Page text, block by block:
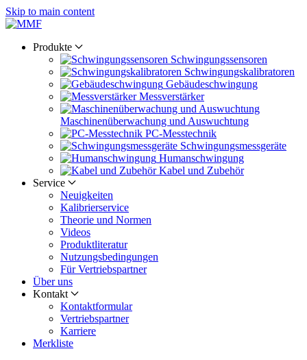
Skip to main content
Produkte
Schwingungs­sensoren
Schwingungs­kalibratoren
Gebäude­schwingung
Messverstärker
Maschinen­überwachung und Auswuchtung
PC-Messtechnik
Schwingungs­messgeräte
Human­schwingung
Kabel und Zubehör
Service
Neuigkeiten
Kalibrier­service
Theorie und Normen
Videos
Produkt­literatur
Nutzungs­bedingungen
Für Vertriebs­partner
Über uns
Kontakt
Kontaktformular
Vertriebs­partner
Karriere
Merkliste